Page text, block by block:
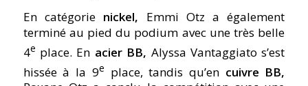
En catégorie nickel, Emmi Otz a également
terminé au pied du podium avec une très belle
4e place. En acier BB, Alyssa Vantaggiato s’est
hissée à la 9e place, tandis qu’en cuivre BB,